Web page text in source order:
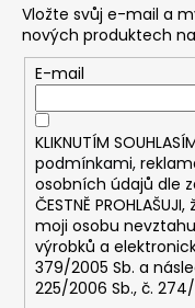
o
p
o
u
u
m
Vložte svůj e-mail a
nových produktech
E-mail
KLIKNUTÍM
podmínkami,
osobních údajů dle
ČESTNĚ
moji osobu
výrobků a
379/2005 Sb. a
225/2006 Sb., č.